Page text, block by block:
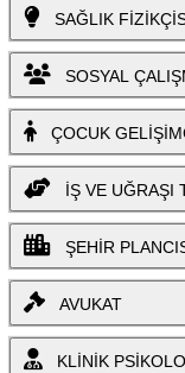
SAĞLIK
SOSYAL
ÇOCUK
İŞ VE UĞRAŞI
ŞEHİR
AVUKAT
KLİNİK